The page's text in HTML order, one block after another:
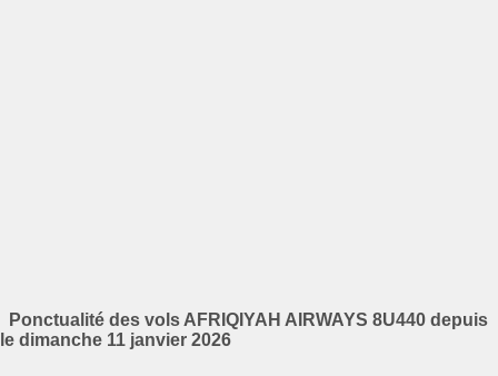
Ponctualité des vols AFRIQIYAH AIRWAYS 8U440 depuis
le dimanche 11 janvier 2026